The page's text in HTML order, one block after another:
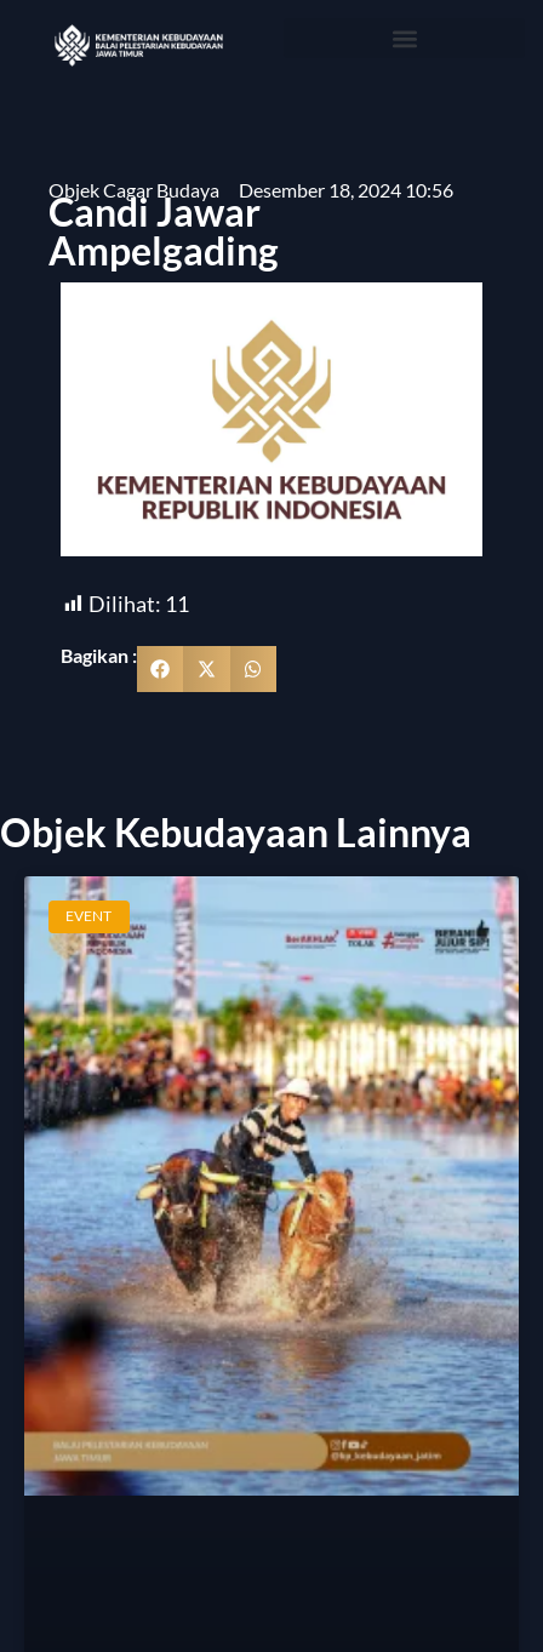
Objek Cagar Budaya Desember 18, 2024 10:56
Candi Jawar
Ampelgading
Dilihat: 11
Bagikan :
Objek Kebudayaan Lainnya
EVENT